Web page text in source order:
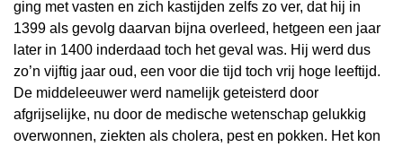
ging met vasten en zich kastijden zelfs zo ver, dat hij in
1399 als gevolg daarvan bijna overleed, hetgeen een jaar
later in 1400 inderdaad toch het geval was. Hij werd dus
zo’n vijftig jaar oud, een voor die tijd toch vrij hoge leeftijd.
De middeleeuwer werd namelijk geteisterd door
afgrijselijke, nu door de medische wetenschap gelukkig
overwonnen, ziekten als cholera, pest en pokken. Het kon